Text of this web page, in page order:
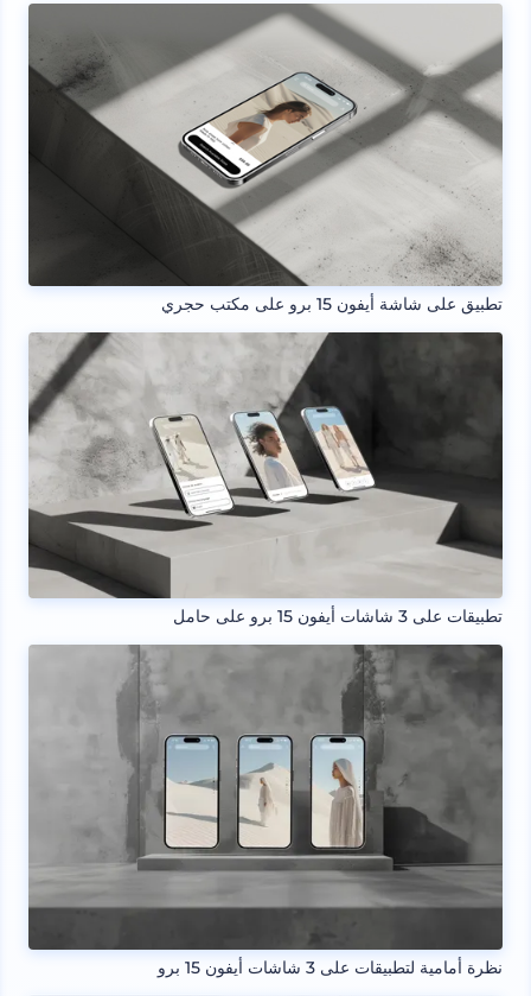
تطبيق على شاشة أيفون 15 برو على مكتب حجري
تطبيقات على 3 شاشات أيفون 15 برو على حامل
نظرة أمامية لتطبيقات على 3 شاشات أيفون 15 برو